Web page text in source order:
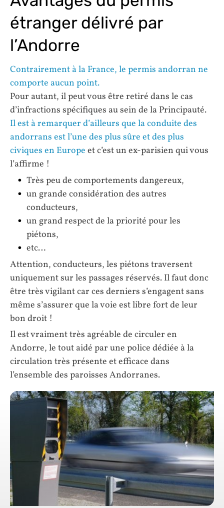
étranger délivré par
l’Andorre
Contrairement à la France, le permis andorran ne
comporte aucun point.
Pour autant, il peut vous être retiré dans le cas
d’infractions spécifiques au sein de la Principauté.
Il est à remarquer d’ailleurs que la conduite des
andorrans est l’une des plus sûre et des plus
civiques en Europe et c’est un ex-parisien qui vous
l’affirme !
Très peu de comportements dangereux,
un grande considération des autres
conducteurs,
un grand respect de la priorité pour les
piétons,
etc…
Attention, conducteurs, les piétons traversent
uniquement sur les passages réservés. Il faut donc
être très vigilant car ces derniers s’engagent sans
même s’assurer que la voie est libre fort de leur
bon droit !
Il est vraiment très agréable de circuler en
Andorre, le tout aidé par une police dédiée à la
circulation très présente et efficace dans
l’ensemble des paroisses Andorranes.